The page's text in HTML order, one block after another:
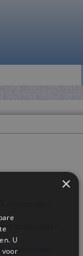
antwoorden
3 antwoorden
antwoorden
×
U
voor